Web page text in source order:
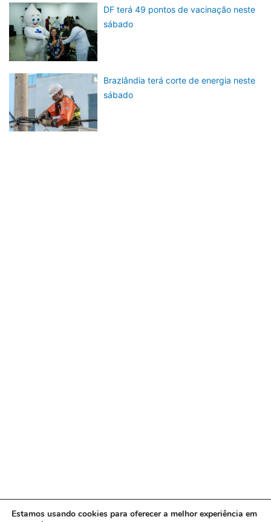
DF terá 49 pontos de vacinação neste
sábado
Brazlândia terá corte de energia neste
sábado
Estamos usando cookies para oferecer a melhor experiência em